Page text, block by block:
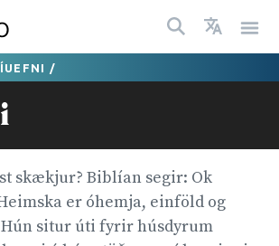
/
skækjur? Biblían segir: Ok
Heimska er óhemja, einföld og
situr úti fyrir húsdyrum